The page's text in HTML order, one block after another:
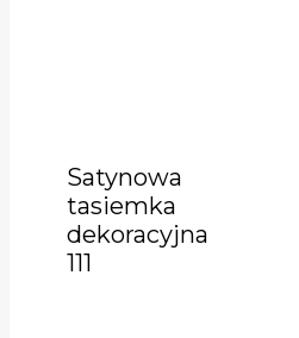
Satynowa
tasiemka
dekoracyjna
111